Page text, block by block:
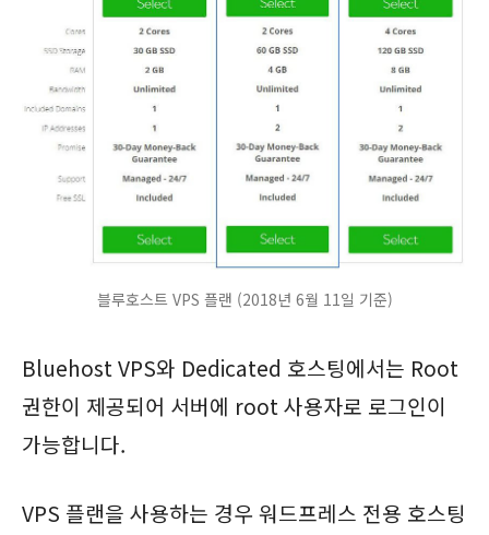
블루호스트 VPS 플랜 (2018년 6월 11일 기준)
Bluehost VPS와 Dedicated 호스팅에서는 Root
권한이 제공되어 서버에 root 사용자로 로그인이
가능합니다.
VPS 플랜을 사용하는 경우 워드프레스 전용 호스팅